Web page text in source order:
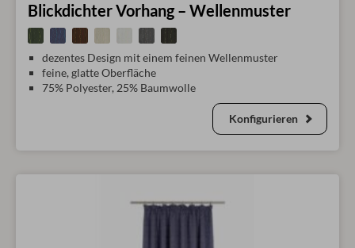
Blickdichter Vorhang – Wellenmuster
dezentes Design mit einem feinen Wellenmuster
feine, glatte Oberfläche
75% Polyester, 25% Baumwolle